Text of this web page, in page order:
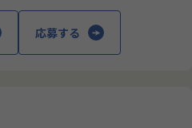
ルチームと共有。
を日本で展開し、マーケティ
との強固な関係構築。
応募する